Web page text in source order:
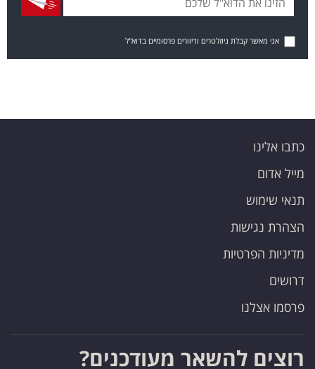
אני מאשר קבלת ניוזלטרים ודיוורים פרסומיים בדוא"ל
כתבו אלינו
מייל אדום
תנאי שימוש
הצהרת נגישות
מדיניות הפרטיות
דרושים
פרסמו אצלנו
רוצים להשאר מעודכנים?